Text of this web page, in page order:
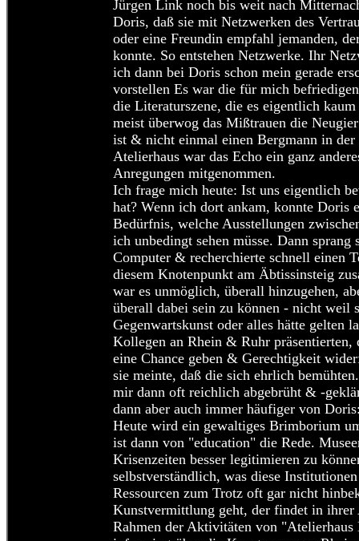
Jürgen Link noch bis weit nach
Doris, daß sie mit Netzwerken des
oder eine Freundin empfahl jemanden,
konnte. So entstehen Netzwerke. Ihr
ich dann bei Doris schon mein gerade
vorstellen Es war die für mich
die Literaturszene, die es eigentlich
meist überwog das Mißtrauen die
ist & nicht einmal einen Bergmann in
Atelierhaus war das Echo ein ganz
Anregungen mitgenommen.
Ich frage mich heute: Ist uns eigentlich
hat? Wenn ich dort ankam, konnte Doris
Bedürfnis, welche Ausstellungen
ich unbedingt sehen müsse. Dann
Computer & recherchierte schnell einen
diesem Knotenpunkt am Äbtissinsteig
war es unmöglich, überall hinzugehen,
überall dabei sein zu können - nicht weil
Gegenwartskunst oder alles hätte gelten
Kollegen an Rhein & Ruhr
eine Chance geben & Gerechtigkeit
sie meinte, daß die sich ehrlich
mir dann oft reichlich abgebrüht & -
dann aber auch immer häufiger von
Heute wird ein gewaltiges Brimborium
ist dann von "education" die Rede.
Krisenzeiten besser legitimieren zu
selbstverständlich, was diese
Ressourcen zum Trotz oft gar nicht
Kunstvermittlung geht, der findet in ihrer
Rahmen der Aktivitäten von "Atelierhaus